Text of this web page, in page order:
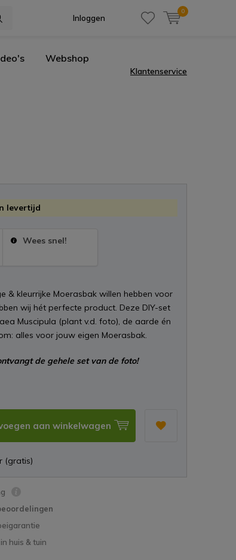
Inloggen
0
Webshop
Klantenservice
levertijd
Wees snel!
& kleurrijke Moerasbak willen hebben voor
wij hét perfecte product. Deze DIY-set
Muscipula (plant v.d. foto), de aarde én
alles voor jouw eigen Moerasbak.
de gehele set van de foto!
aan winkelwagen
(gratis)
in huis & tuin